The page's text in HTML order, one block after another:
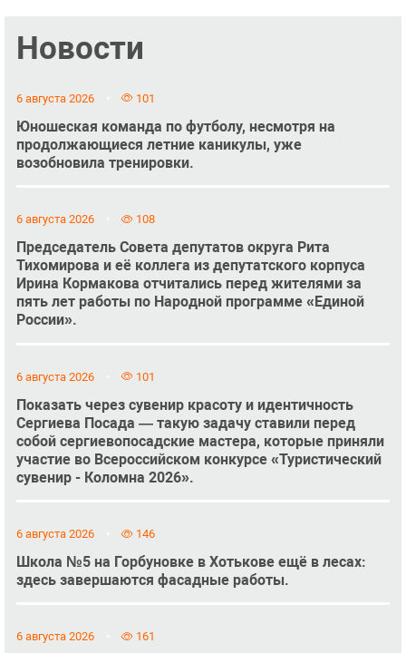
Новости
6 августа 2026 101
Юношеская команда по футболу, несмотря на
продолжающиеся летние каникулы, уже
возобновила тренировки.
6 августа 2026 108
Председатель Совета депутатов округа Рита
Тихомирова и её коллега из депутатского корпуса
Ирина Кормакова отчитались перед жителями за
пять лет работы по Народной программе «Единой
России».
6 августа 2026 101
Показать через сувенир красоту и идентичность
Сергиева Посада — такую задачу ставили перед
собой сергиевопосадские мастера, которые приняли
участие во Всероссийском конкурсе «Туристический
сувенир - Коломна 2026».
6 августа 2026 146
Школа №5 на Горбуновке в Хотькове ещё в лесах:
здесь завершаются фасадные работы.
6 августа 2026 161